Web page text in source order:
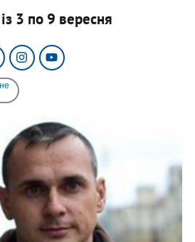
3 по 9 вересня